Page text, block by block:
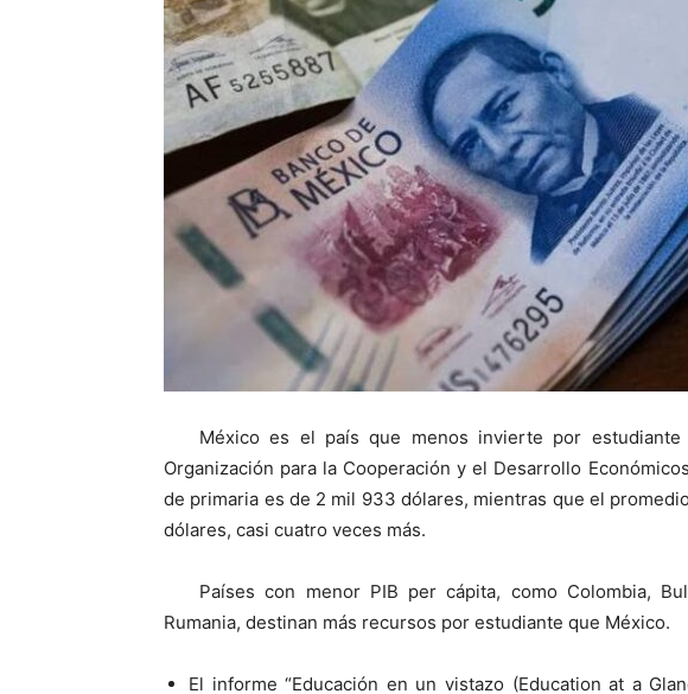
México es el país que menos invierte por
Organización para la Cooperación y el Desarrollo
de primaria es de 2 mil 933 dólares, mientras que el
dólares, casi cuatro veces más.
Países con menor PIB per cápita, como Colombia,
Rumania, destinan más recursos por estudiante que México.
El informe “Educación en un vistazo (Education at a